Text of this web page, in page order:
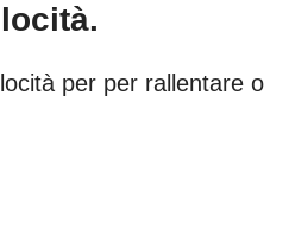
per per rallentare o